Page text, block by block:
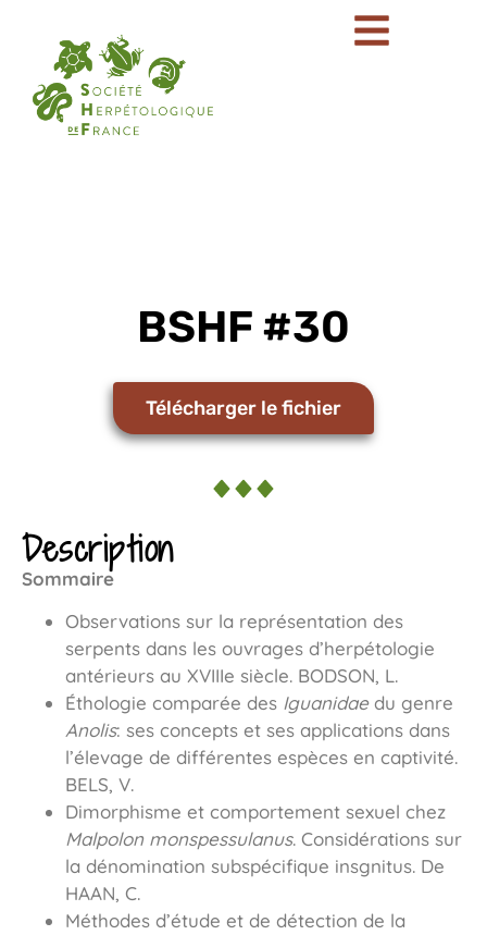
BSHF #30
Télécharger le fichier
Description
Sommaire
Observations sur la représentation des
serpents dans les ouvrages d’herpétologie
antérieurs au XVIIIe siècle. BODSON, L.
Éthologie comparée des Iguanidaedu genre
Anolis: ses concepts et ses applications dans
l’élevage de différentes espèces en captivité.
BELS, V.
Dimorphisme et comportement sexuel chez
Malpolon monspessulanus. Considérations sur
la dénomination subspécifique insgnitus. De
HAAN, C.
Méthodes d’étude et de détection de la